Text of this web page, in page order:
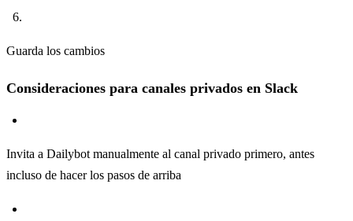
Guarda los cambios
Consideraciones para canales privados en Slack
Invita a Dailybot manualmente al canal privado primero, antes
incluso de hacer los pasos de arriba